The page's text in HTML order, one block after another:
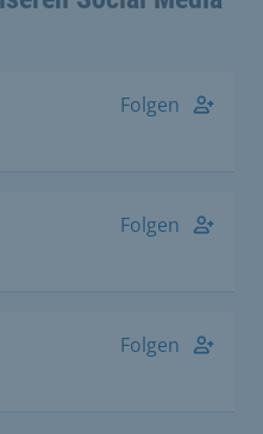
Folgen
Folgen
Folgen